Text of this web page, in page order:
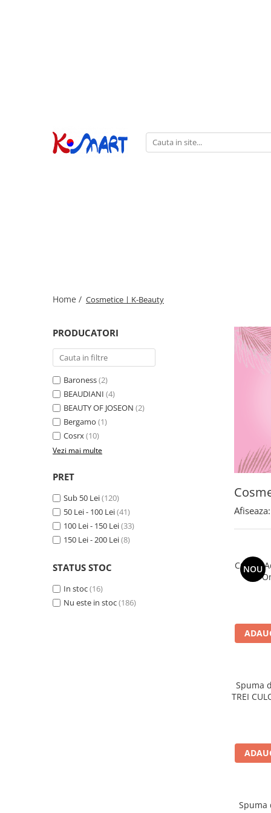
Bază de Supă
Home / CosmeticeㅣK-Beauty
PRODUCATORI
Baroness(2)
BEAUDIANI (4)
BEAUTY OF JOSEON (2)
Bergamo (1)
Cosrx(10)
Vezi mai multe
PRET
Sub 50 Lei(120)
50 Lei - 100 Lei(41)
100 Lei - 150 Lei(33)
150 Lei - 200 Lei(8)
STATUS STOC
In stoc(16)
Nu este in stoc(186)
Afiseaza:
NOU
COSRX
In
Spuma
TREI
Spuma